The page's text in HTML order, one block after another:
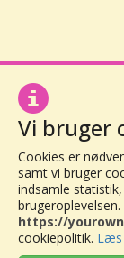
Vi bruger
Cookies er
samt vi bruger
indsamle
https://
cookiepolitik. Læs